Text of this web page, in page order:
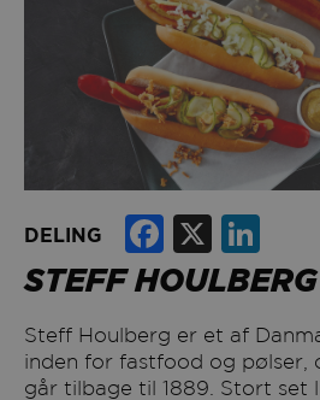
STEFF HOULBERG
DELING X
Steff Houlberg er et af Danmarks største brands
inden for fastfood og pølser,
går tilbage til 1889. Stort set